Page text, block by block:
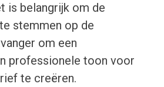
is belangrijk om de
stemmen op de
om een
professionele toon voor
te creëren.